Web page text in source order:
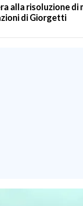
alla risoluzione di
di Giorgetti